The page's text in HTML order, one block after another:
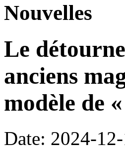
Nouvelles
Le
anciens
modèle de
Date: 2024-